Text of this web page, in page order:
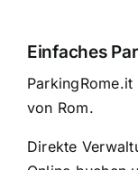
Einfaches
von Rom.
Direkte